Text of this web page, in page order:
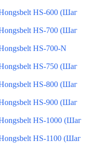
HS-600 (Шаг
HS-700 (Шаг
HS-700-N
HS-750 (Шаг
HS-800 (Шаг
HS-900 (Шаг
HS-1000 (Шаг
HS-1100 (Шаг